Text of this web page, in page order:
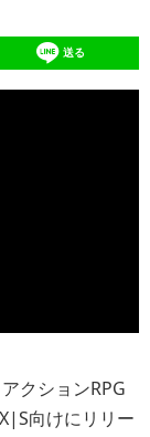
送る
クションRPG
向けにリリー